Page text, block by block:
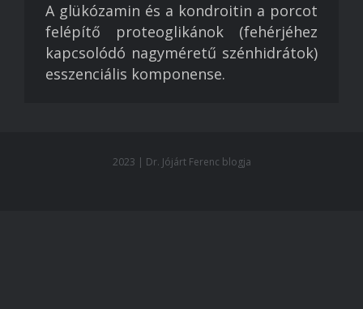
A glükózamin és a kondroitin a porcot
felépítő proteoglikánok (fehérjéhez
kapcsolódó nagyméretű szénhidrátok)
esszenciális komponense.
2023 | Dr. Jójárt Ferenc blogja